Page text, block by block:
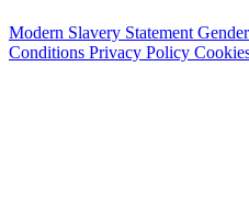
Modern Slavery Statement
Conditions Privacy Policy